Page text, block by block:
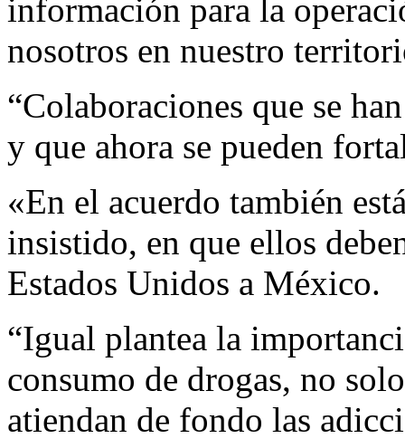
información para la
nosotros en nuestro
“Colaboraciones que se
y que ahora se pueden
«En el acuerdo también
insistido, en que ellos
Estados Unidos a México.
“Igual plantea la
consumo de drogas, no
atiendan de fondo las